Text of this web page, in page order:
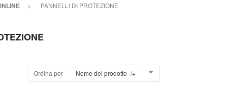
> PANNELLI DI PROTEZIONE
Ordina per Nome del prodotto -/+